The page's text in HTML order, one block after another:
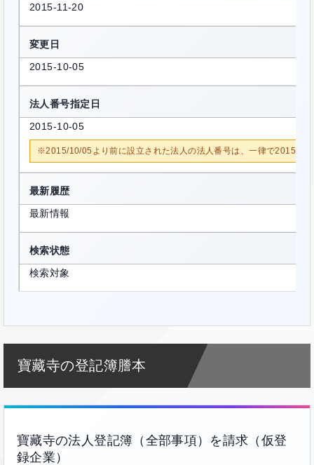
2015-11-20
変更日
2015-10-05
法人番号指定日
2015-10-05
※2015/10/05より前に設立された法人の法人番号は、一律で2015/10/
最新履歴
最新情報
検索状態
検索対象
寶藏寺の登記簿謄本
寶藏寺の法人登記簿（全部事項）を請求（仮登
録企業）